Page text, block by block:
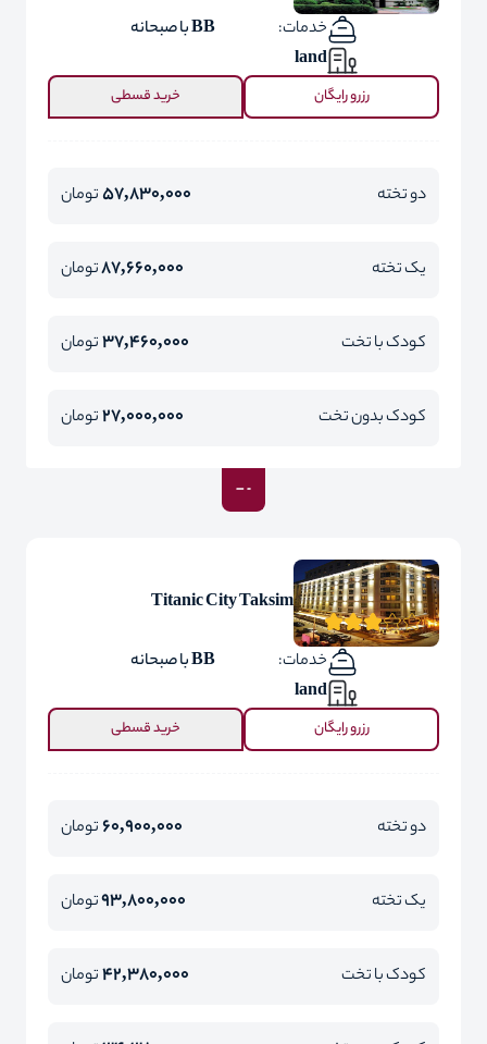
خدمات:
BB با صبحانه
land
رزرو رایگان خرید قسطی
دو تخته 57,830,000تومان
یک تخته 87,660,000تومان
کودک با تخت 37,460,000تومان
کودک بدون تخت 27,000,000تومان
Titanic City Taksim
خدمات:
BB با صبحانه
land
رزرو رایگان خرید قسطی
دو تخته 60,900,000تومان
یک تخته 93,800,000تومان
کودک با تخت 42,380,000تومان